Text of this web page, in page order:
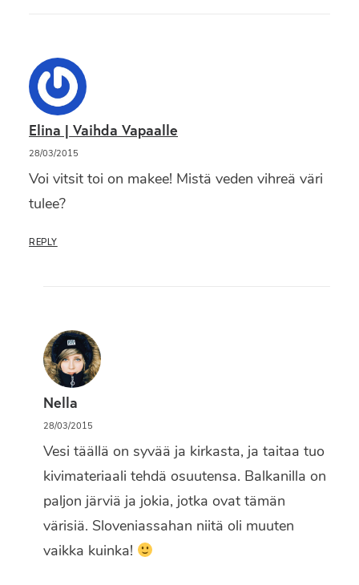
Elina | Vaihda Vapaalle
28/03/2015
Voi vitsit toi on makee! Mistä veden vihreä väri
tulee?
REPLY
Nella
28/03/2015
Vesi täällä on syvää ja kirkasta, ja taitaa tuo
kivimateriaali tehdä osuutensa. Balkanilla on
paljon järviä ja jokia, jotka ovat tämän
värisiä. Sloveniassahan niitä oli muuten
vaikka kuinka!